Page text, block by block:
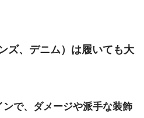
ズ、デニム）は履いても大
ンで、ダメージや派手な装飾